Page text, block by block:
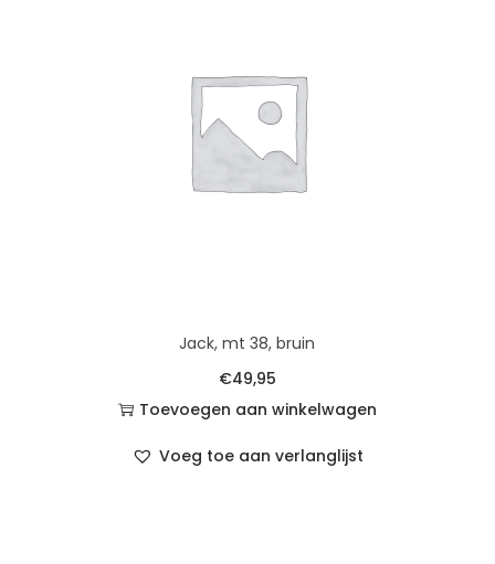
Jack, mt 38, bruin
€49,95
Toevoegen aan winkelwagen
Voeg toe aan verlanglijst